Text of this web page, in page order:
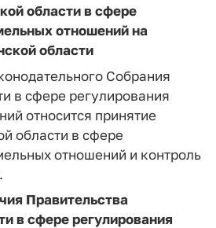
области в сфере
отношений на
области
Собрания
в сфере регулирования
относится принятие
области в сфере
отношений и контроль
Правительства
в сфере регулирования